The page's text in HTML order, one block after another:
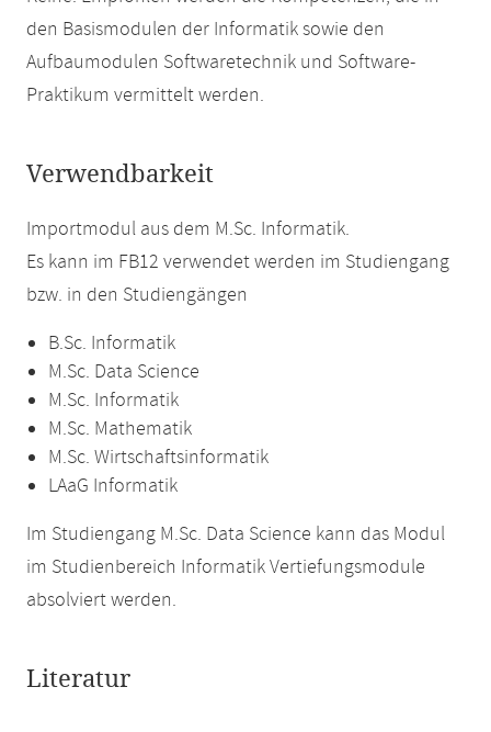
den Basismodulen der Informatik sowie den
Aufbaumodulen Softwaretechnik und Software-
Praktikum vermittelt werden.
Verwendbarkeit
Importmodul aus dem M.Sc. Informatik.
Es kann im FB12 verwendet werden im Studiengang
bzw. in den Studiengängen
B.Sc. Informatik
M.Sc. Data Science
M.Sc. Informatik
M.Sc. Mathematik
M.Sc. Wirtschaftsinformatik
LAaG Informatik
Im Studiengang M.Sc. Data Science kann das Modul
im Studienbereich Informatik Vertiefungsmodule
absolviert werden.
Literatur